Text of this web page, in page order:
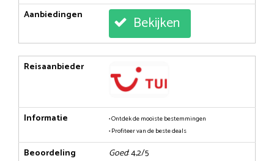
Aanbiedingen
Bekijken
Reisaanbieder
Informatie
• Ontdek de mooiste bestemmingen
• Profiteer van de beste deals
Beoordeling Goed: 4,2/5